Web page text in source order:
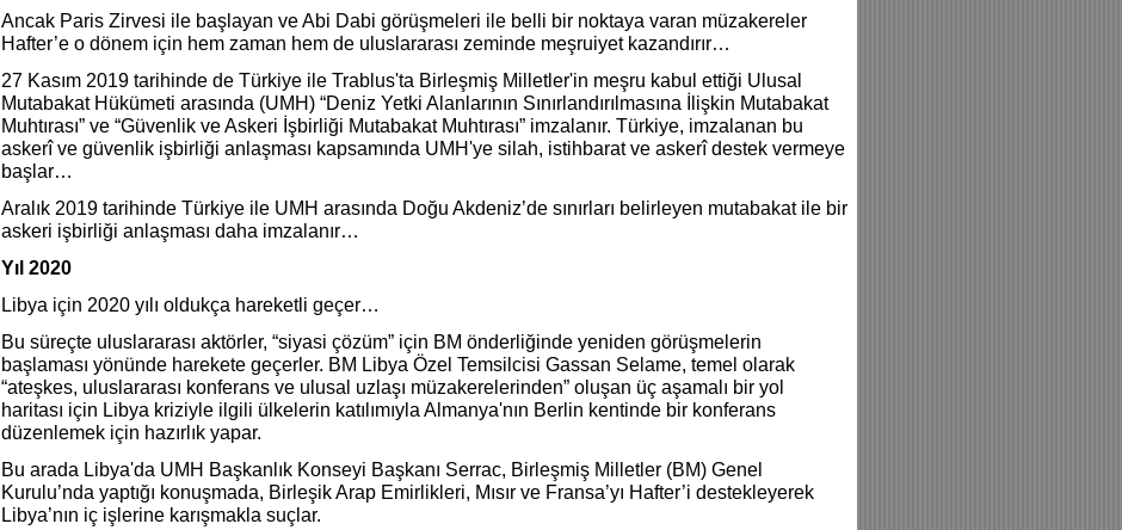
Ancak Paris Zirvesi ile başlayan ve Abi Dabi görüşmeleri ile belli bir noktaya varan müzakereler
Hafter’e o dönem için hem zaman hem de uluslararası zeminde meşruiyet kazandırır…
27 Kasım 2019 tarihinde de Türkiye ile Trablus'ta Birleşmiş Milletler'in meşru kabul ettiği Ulusal
Mutabakat Hükümeti arasında (UMH) “Deniz Yetki Alanlarının Sınırlandırılmasına İlişkin Mutabakat
Muhtırası” ve “Güvenlik ve Askeri İşbirliği Mutabakat Muhtırası” imzalanır. Türkiye, imzalanan bu
askerî ve güvenlik işbirliği anlaşması kapsamında UMH'ye silah, istihbarat ve askerî destek vermeye
başlar…
Aralık 2019 tarihinde Türkiye ile UMH arasında Doğu Akdeniz’de sınırları belirleyen mutabakat ile bir
askeri işbirliği anlaşması daha imzalanır…
Yıl 2020
Libya için 2020 yılı oldukça hareketli geçer…
Bu süreçte uluslararası aktörler, “siyasi çözüm” için BM önderliğinde yeniden görüşmelerin
başlaması yönünde harekete geçerler. BM Libya Özel Temsilcisi Gassan Selame, temel olarak
“ateşkes, uluslararası konferans ve ulusal uzlaşı müzakerelerinden” oluşan üç aşamalı bir yol
haritası için Libya kriziyle ilgili ülkelerin katılımıyla Almanya'nın Berlin kentinde bir konferans
düzenlemek için hazırlık yapar.
Bu arada Libya'da UMH Başkanlık Konseyi Başkanı Serrac, Birleşmiş Milletler (BM) Genel
Kurulu’nda yaptığı konuşmada, Birleşik Arap Emirlikleri, Mısır ve Fransa’yı Hafter’i destekleyerek
Libya’nın iç işlerine karışmakla suçlar.